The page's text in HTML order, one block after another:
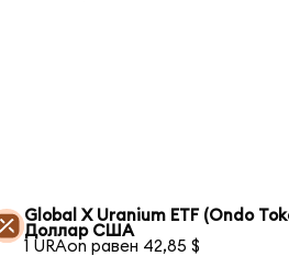
Global X Uranium ETF (Ondo
Доллар США
1 URAon равен 42,85 $